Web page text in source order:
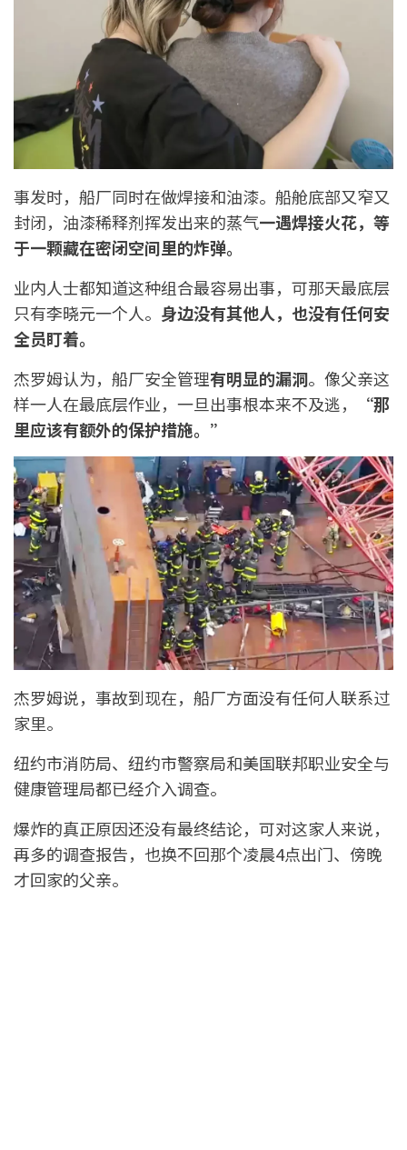
事发时，船厂同时在做焊接和油漆。船舱底部又窄又
封闭，油漆稀释剂挥发出来的蒸气一遇焊接火花，等
于一颗藏在密闭空间里的炸弹。
业内人士都知道这种组合最容易出事，可那天最底层
只有李晓元一个人。 身边没有其他人，也没有任何安
全员盯着。
杰罗姆认为，船厂安全管理有明显的漏洞。像父亲这
样一人在最底层作业，一旦出事根本来不及逃，
“那
里应该有额外的保护措施。”
杰罗姆说，事故到现在，船厂方面没有任何人联系过
家里。
纽约市消防局、纽约市警察局和美国联邦职业安全与
健康管理局都已经介入调查。
爆炸的真正原因还没有最终结论，可对这家人来说，
再多的调查报告，也换不回那个凌晨4点出门、傍晚
才回家的父亲。